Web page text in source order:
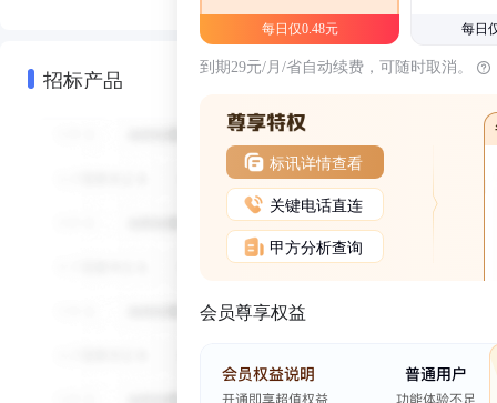
招标产品
每日仅0.48元 每日
到期29元/月/省自动续费，可随时取消。
标讯详情查看
关键电话直连
甲方分析查询
会员尊享权益